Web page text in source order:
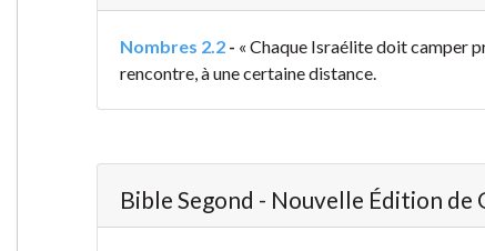
Nombres 2.2- « Chaque Israélite doit camper
rencontre, à une certaine distance.
Bible Segond - Nouvelle Édition de